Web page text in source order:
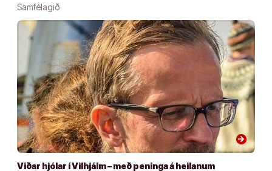
Samfélagið
arrow_forward
Viðar hjólar í Vilhjálm – með peninga á heilanum